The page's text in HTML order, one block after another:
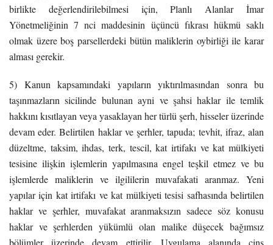
birlikte değerlendirilebilmesi için, Planlı Alanlar İmar
Yönetmeliğinin 7 nci maddesinin üçüncü fıkrası hükmü saklı
olmak üzere boş parsellerdeki bütün maliklerin oybirliği ile karar
alması gerekir.
5) Kanun kapsamındaki yapıların yıktırılmasından sonra bu
taşınmazların sicilinde bulunan ayni ve şahsi haklar ile temlik
hakkını kısıtlayan veya yasaklayan her türlü şerh, hisseler üzerinde
devam eder. Belirtilen haklar ve şerhler, tapuda; tevhit, ifraz, alan
düzeltme, taksim, ihdas, terk, tescil, kat irtifakı ve kat mülkiyeti
tesisine ilişkin işlemlerin yapılmasına engel teşkil etmez ve bu
işlemlerde maliklerin ve ilgililerin muvafakati aranmaz. Yeni
yapılar için kat irtifakı ve kat mülkiyeti tesisi safhasında belirtilen
haklar ve şerhler, muvafakat aranmaksızın sadece söz konusu
haklar ve şerhlerden yükümlü olan malike düşecek bağımsız
bölümler üzerinde devam ettirilir. Uygulama alanında cins